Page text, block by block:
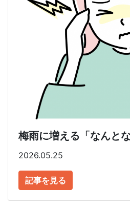
梅雨に増える「なんと
2026.05.25
記事を見る